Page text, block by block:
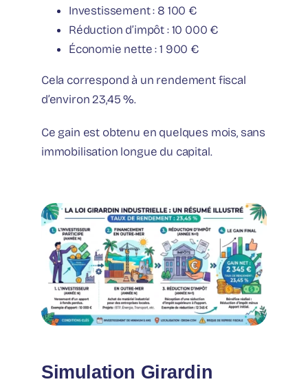
Investissement : 8 100 €
Réduction d’impôt : 10 000 €
Économie nette : 1 900 €
Cela correspond à un rendement fiscal
d’environ 23,45 %.
Ce gain est obtenu en quelques mois, sans
immobilisation longue du capital.
Simulation Girardin